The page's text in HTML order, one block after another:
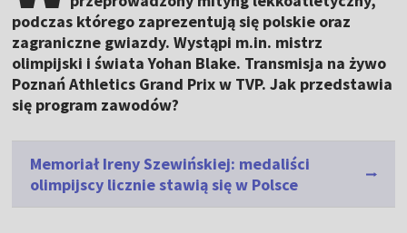
podczas którego zaprezentują się polskie oraz
zagraniczne gwiazdy. Wystąpi m.in. mistrz
olimpijski i świata Yohan Blake. Transmisja na żywo
Poznań Athletics Grand Prix w TVP. Jak przedstawia
się program zawodów?
Memoriał Ireny Szewińskiej: medaliści
olimpijscy licznie stawią się w Polsce